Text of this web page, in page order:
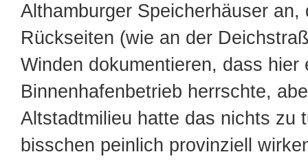
Althamburger Speicherhäuser an,
Rückseiten (wie an der
Winden dokumentieren, dass hier
Binnenhafenbetrieb herrschte,
Altstadtmilieu hatte das nichts zu
bisschen peinlich provinziell